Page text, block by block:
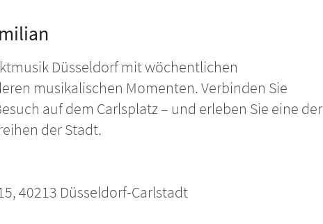
Düsseldorf mit wöchentlichen
musikalischen Momenten. Verbinden Sie
auf dem Carlsplatz – und erleben Sie eine der
der Stadt.
40213 Düsseldorf-Carlstadt